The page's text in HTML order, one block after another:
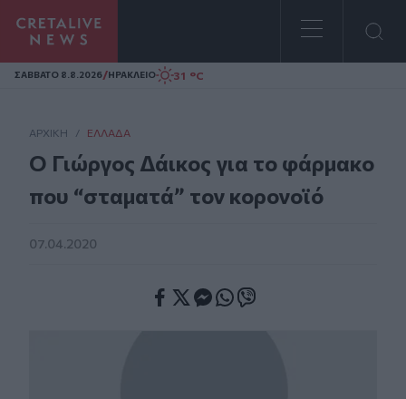
Homepage
ΣAΒΒΑΤΟ 8.8.2026/ΗΡΑΚΛΕΙΟ 31 °C
ΑΡΧΙΚΗ / ΕΛΛΆΔΑ
Ο Γιώργος Δάικος για το φάρμακο
που “σταματά” τον κορονοϊό
07.04.2020